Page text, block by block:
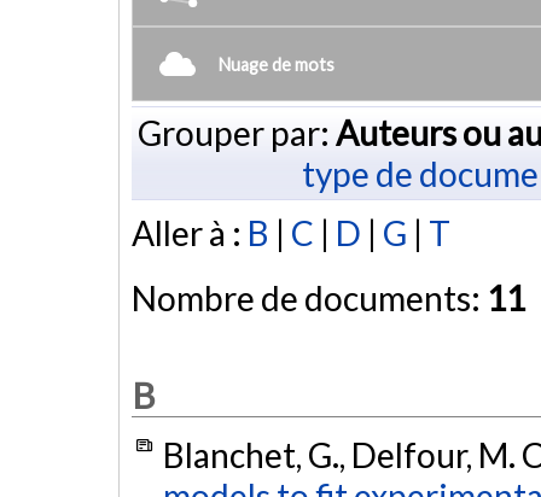
Nuage de mots
Grouper par: Auteurs ou
type de
Aller à : B | C | D | G | T
Nombre de documents: 11
B
Blanchet, G., Delfour, M.